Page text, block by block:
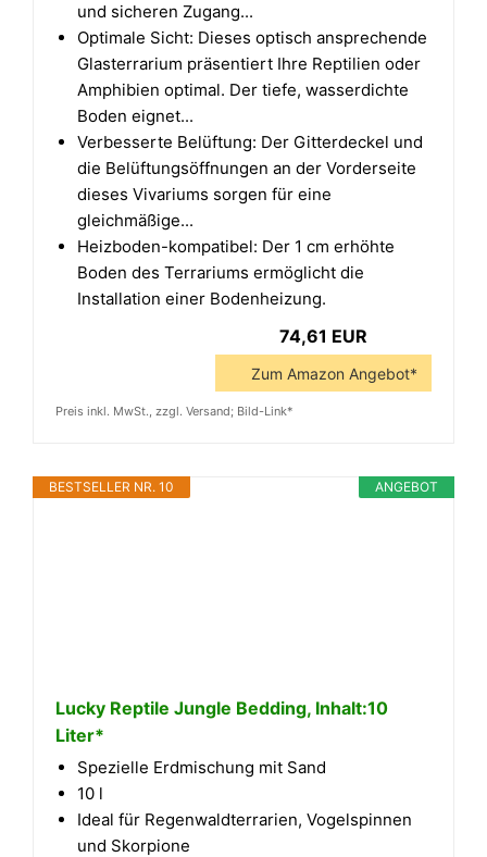
und sicheren Zugang...
Optimale Sicht: Dieses optisch ansprechende
Glasterrarium präsentiert Ihre Reptilien oder
Amphibien optimal. Der tiefe, wasserdichte
Boden eignet...
Verbesserte Belüftung: Der Gitterdeckel und
die Belüftungsöffnungen an der Vorderseite
dieses Vivariums sorgen für eine
gleichmäßige...
Heizboden-kompatibel: Der 1 cm erhöhte
Boden des Terrariums ermöglicht die
Installation einer Bodenheizung.
74,61 EUR
Zum Amazon Angebot*
Preis inkl. MwSt., zzgl. Versand; Bild-Link*
ANGEBOT
BESTSELLER NR. 10
Lucky Reptile Jungle Bedding, Inhalt:10
Liter*
Spezielle Erdmischung mit Sand
10 l
Ideal für Regenwaldterrarien, Vogelspinnen
und Skorpione